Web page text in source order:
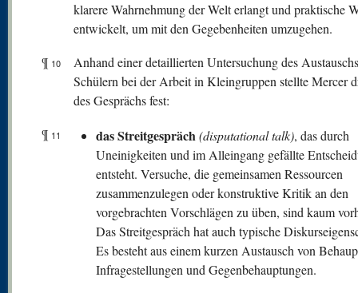
klarere Wahrnehmung der Welt erlangt und praktische
entwickelt, um mit den Gegebenheiten umzugehen.
¶ 10
Anhand einer detaillierten Untersuchung des
Schülern bei der Arbeit in Kleingruppen stellte Mercer
des Gesprächs fest:
¶ 11 das Streitgespräch (disputational talk), das durch
Uneinigkeiten und im Alleingang gefällte
entsteht. Versuche, die gemeinsamen Ressourcen
zusammenzulegen oder konstruktive Kritik an den
vorgebrachten Vorschlägen zu üben, sind kaum
Das Streitgespräch hat auch typische
Es besteht aus einem kurzen Austausch von
Infragestellungen und Gegenbehauptungen.